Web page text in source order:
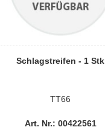
Schlagstreifen - 1 Stk
TT66
Art. Nr.: 00422561